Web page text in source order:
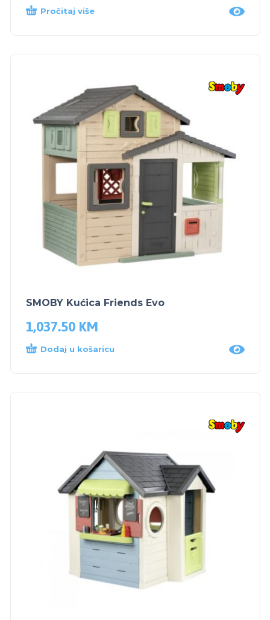
Pročitaj više
SMOBY Kućica Friends Evo
1,037.50 KM
Dodaj u košaricu